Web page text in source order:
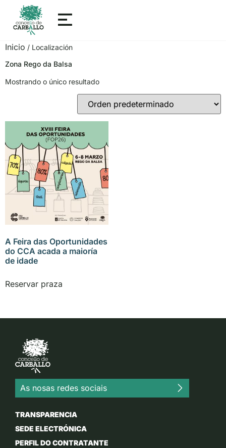
Inicio / Localización
Zona Rego da Balsa
Mostrando o único resultado
A Feira das Oportunidades
do CCA acada a maioría
de idade
Reservar praza
As nosas redes sociais
TRANSPARENCIA
SEDE ELECTRÓNICA
PERFIL DO CONTRATANTE